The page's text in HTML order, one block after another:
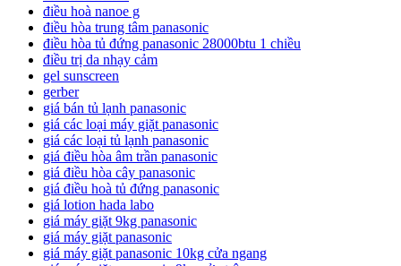
điều hoà nanoe g
điều hòa trung tâm panasonic
điều hòa tủ đứng panasonic 28000btu 1 chiều
điều trị da nhạy cảm
gel sunscreen
gerber
giá bán tủ lạnh panasonic
giá các loại máy giặt panasonic
giá các loại tủ lạnh panasonic
giá điều hòa âm trần panasonic
giá điều hòa cây panasonic
giá điều hoà tủ đứng panasonic
giá lotion hada labo
giá máy giặt 9kg panasonic
giá máy giặt panasonic
giá máy giặt panasonic 10kg cửa ngang